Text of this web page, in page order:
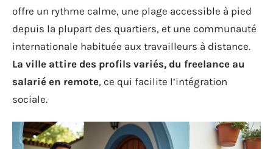
offre un rythme calme, une plage accessible à pied
depuis la plupart des quartiers, et une communauté
internationale habituée aux travailleurs à distance.
La ville attire des profils variés, du freelance au
salarié en remote, ce qui facilite l’intégration
sociale.